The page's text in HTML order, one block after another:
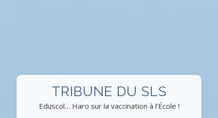
TRIBUNE DU SLS
Eduscol… Haro sur la vaccination à l’École !